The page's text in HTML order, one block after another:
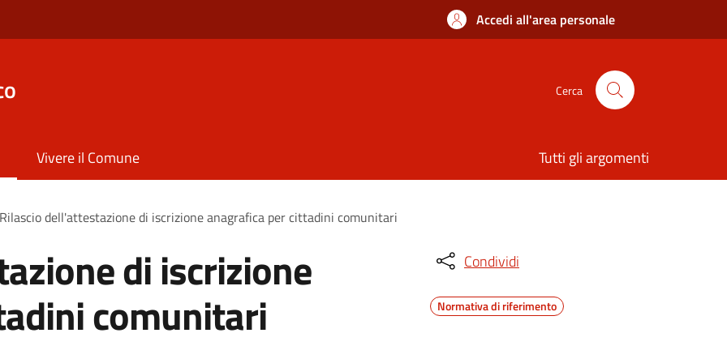
Accedi all'area personale
Cerca
Vivere il Comune Tutti gli argomenti
Rilascio dell'attestazione di iscrizione anagrafica per cittadini comunitari
di iscrizione
comunitari
Condividi
Normativa di riferimento